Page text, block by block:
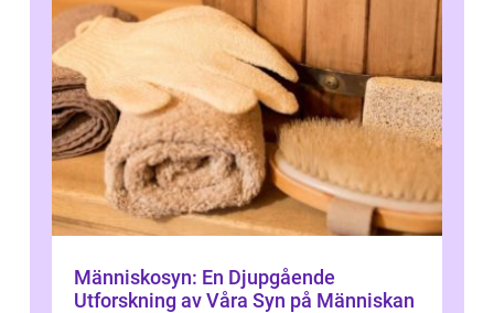
Människosyn: En Djupgående
Utforskning av Våra Syn på Människan